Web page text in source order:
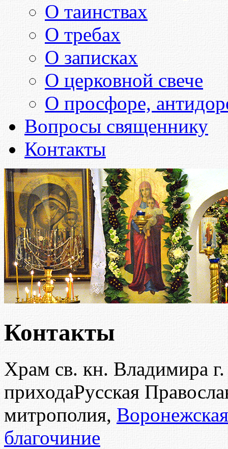
О таинствах
О требах
О записках
О церковной свече
О просфоре,
Вопросы священнику
Контакты
Контакты
Храм св. кн. Владимира
приходаРусская
митрополия,
благочиние